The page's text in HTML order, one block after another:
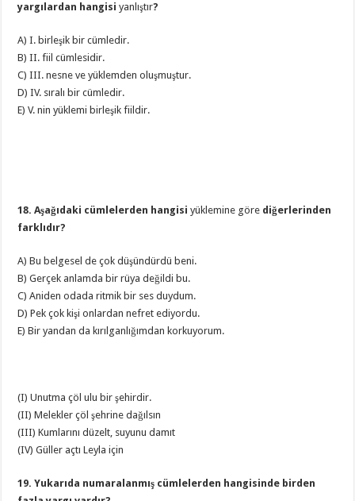
yargılardan hangisiyanlıştır?
A) I. birleşik bir cümledir.
B) II. fiil cümlesidir.
C) III. nesne ve yüklemden oluşmuştur.
D) IV. sıralı bir cümledir.
E) V. nin yüklemi birleşik fiildir.
18. Aşağıdaki cümlelerden hangisiyüklemine göre diğerlerinden
farklıdır?
A) Bu belgesel de çok düşündürdü beni.
B) Gerçek anlamda bir rüya değildi bu.
C) Aniden odada ritmik bir ses duydum.
D) Pek çok kişi onlardan nefret ediyordu.
E) Bir yandan da kırılganlığımdan korkuyorum.
(I) Unutma çöl ulu bir şehirdir.
(II) Melekler çöl şehrine dağılsın
(III) Kumlarını düzelt, suyunu damıt
(IV) Güller açtı Leyla için
19. Yukarıda numaralanmış cümlelerden hangisinde birden